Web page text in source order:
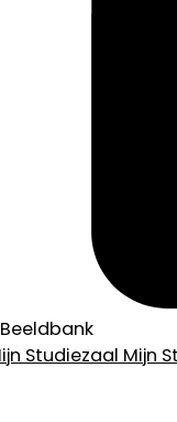
Beeldbank
Mijn